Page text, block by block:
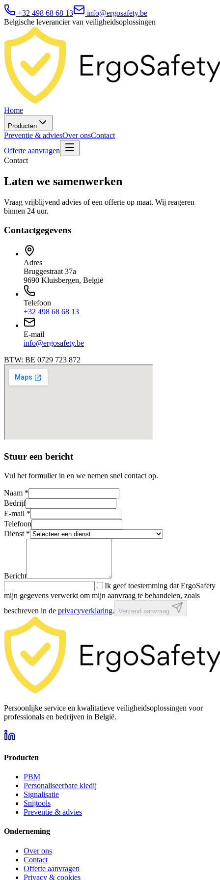
+32 498 68 68 13
info@ergosafety.be
Belgische leverancier van veiligheidsoplossingen
Home
Producten
Preventie & adviesOver onsContact
Offerte aanvragen
Contact
Laten we samenwerken
Vraag vrijblijvend advies of een offerte op maat. Wij reageren
binnen 24 uur.
Contactgegevens
Adres
Bruggestraat 37a
9690 Kluisbergen, België
Telefoon
+32 498 68 68 13
E-mail
info@ergosafety.be
BTW: BE 0729 723 872
Stuur een bericht
Vul het formulier in en we nemen snel contact op.
Naam *
Bedrijf
E-mail *
Telefoon
Dienst *
Bericht
Ik geef toestemming dat ErgoSafety
mijn gegevens verwerkt om mijn aanvraag te behandelen, zoals
beschreven in de privacyverklaring. Verzend aanvraag
Persoonlijke service en kwalitatieve veiligheidsoplossingen voor
professionals en bedrijven in België.
Producten
PBM
Personaliseerbare kledij
Signalisatie
Snijtools
Preventie & advies
Onderneming
Over ons
Contact
Offerte aanvragen
Privacy & cookies